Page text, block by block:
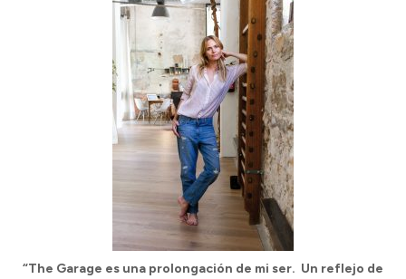
“The Garage es una prolongación de mi ser. Un reflejo de